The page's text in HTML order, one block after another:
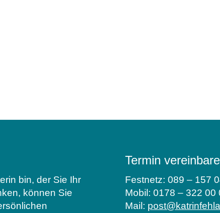
bin, der Sie Ihr
können Sie
Termin
Festnetz: 089 – 157
Mobil: 0178 – 322 00
Mail: